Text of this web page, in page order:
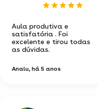
Aula produtiva e
satisfatória . Foi
excelente e tirou todas
as dúvidas.
Analu, há 5 anos